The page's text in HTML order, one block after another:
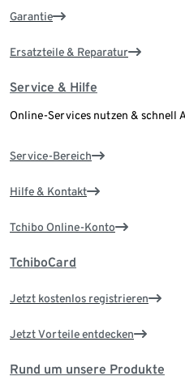
Garantie
Ersatzteile & Reparatur
Service & Hilfe
Online-Services nutzen & schnell
Service-Bereich
Hilfe & Kontakt
Tchibo Online-Konto
TchiboCard
Jetzt kostenlos registrieren
Jetzt Vorteile entdecken
Rund um unsere Produkte